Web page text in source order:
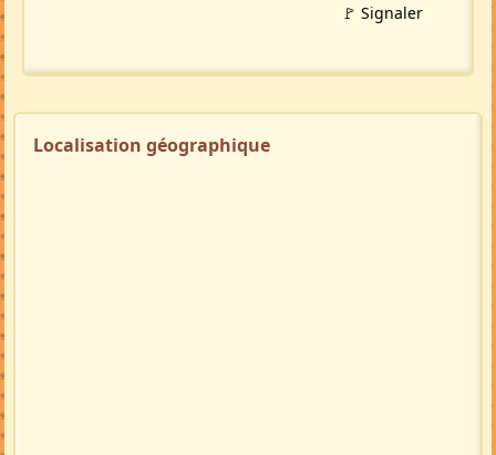
🚩 Signaler
Localisation géographique